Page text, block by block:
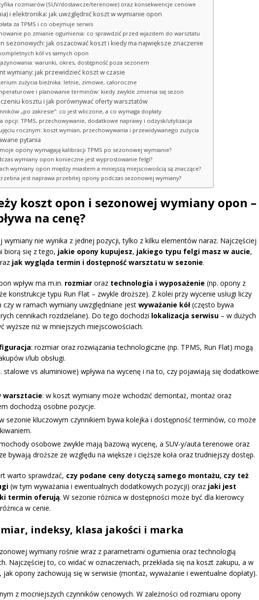
rozmiarów (SUV/dostawcze/terenowe) oraz konsekwencje cenowe
i elektronika: jak uwzględnić koszt w wymianie opon
za TPMS i co obejmuje serwis
po zmianie ogumienia: co sprawdzić przed wjazdem do warsztatu
sezonowych: jak oszacować koszt i kiedy ma największe znaczenie
kół vs samych opon
warunki, okres, dostępność poza sezonem
wymiany: jak przewidzieć koszt w czasie
zużycia bieżnika: letnie, zimowe, całoroczne
i planowanie terminów: kiedy zwykle zmienia się sezon
kosztu i jak porównywać oferty warsztatów
„po zakresie”: co jest wliczone, a co wymaga dopłaty
opcji: TPMS, przechowywanie, dodatkowe naprawy i odzysk/utylizacja
rocznym: koszt wymian, przechowywania i przewidywanego zużycia
pytania
moje opony wymagają kalibracji TPMS po sezonowej wymianie?
wymiany opon konieczne jest wyprostowanie felgi?
wymiany opon między miastem a mniejszą miejscowością są znaczące?
jest naprawa przebitej opony podczas sezonowej wymiany?
koszt opon i sezonowej wymiany opon –
na cenę?
wymiany nie wynika z jednej pozycji, tylko z kilku elementów naraz. Najczęściej
biorą się z tego, jakie opony kupujesz, jakiego typu felgi masz w aucie,
jak wygląda termin i dostępność warsztatu w sezonie.
wpływ ma m.in. rozmiar oraz technologia i wyposażenie (np. opony z
konstrukcje typu Run Flat – zwykle droższe). Z kolei przy wycenie usługi liczy
czy w ramach wymiany uwzględniane jest wyważanie kół(często bywa
cennikach rozdzielane). Do tego dochodzi lokalizacja serwisu – w dużych
wyższe niż w mniejszych miejscowościach.
: rozmiar oraz rozwiązania technologiczne (np. TPMS, Run Flat) mogą
i/lub obsługi.
stalowe vs aluminiowe) wpływa na wycenę i na to, czy pojawiają się dodatkowe
warsztacie: w koszt wymiany może wchodzić demontaż, montaż oraz
dochodzą osobne pozycje.
sezonie kluczowym czynnikiem bywa kolejka i dostępność terminów, co może
osobowe zwykle mają bazową wycenę, a SUV-y/auta terenowe oraz
bywają droższe ze względu na większe i cięższe koła oraz trudniejszy dostęp.
warto sprawdzać, czy podane ceny dotyczą samego montażu, czy też
(w tym wyważania i ewentualnych dodatkowych pozycji) oraz jaki jest
termin oferują. W sezonie różnica w dostępności może być dla kierowcy
w cenie.
indeksy, klasa jakości i marka
wymiany rośnie wraz z parametrami ogumienia oraz technologią
Najczęściej to, co widać w oznaczeniach, przekłada się na koszt zakupu, a w
opony zachowują się w serwisie (montaż, wyważanie i ewentualne dopłaty).
z mocniejszych czynników cenowych. W zależności od rozmiaru opony